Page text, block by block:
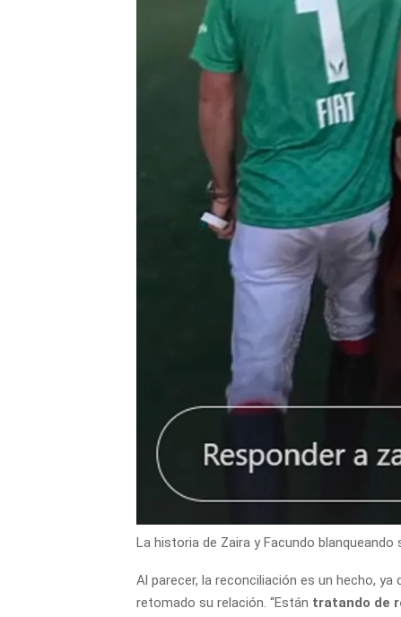
La historia de Zaira y Facundo
Al parecer, la reconciliación es un hecho,
retomado su relación. “Están tratando de